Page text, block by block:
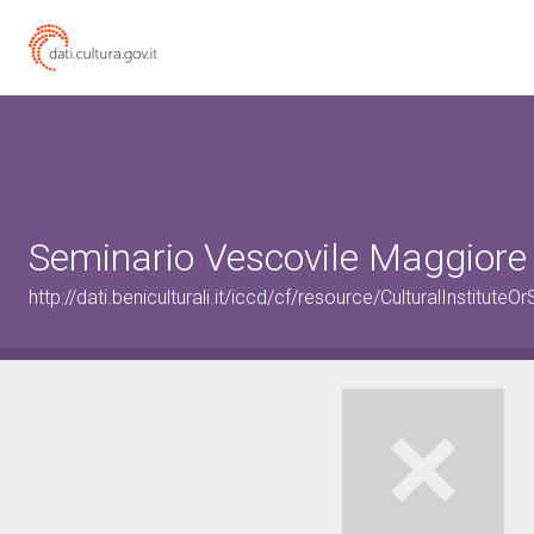
Seminario Vescovile Maggiore
http://dati.beniculturali.it/iccd/cf/resource/